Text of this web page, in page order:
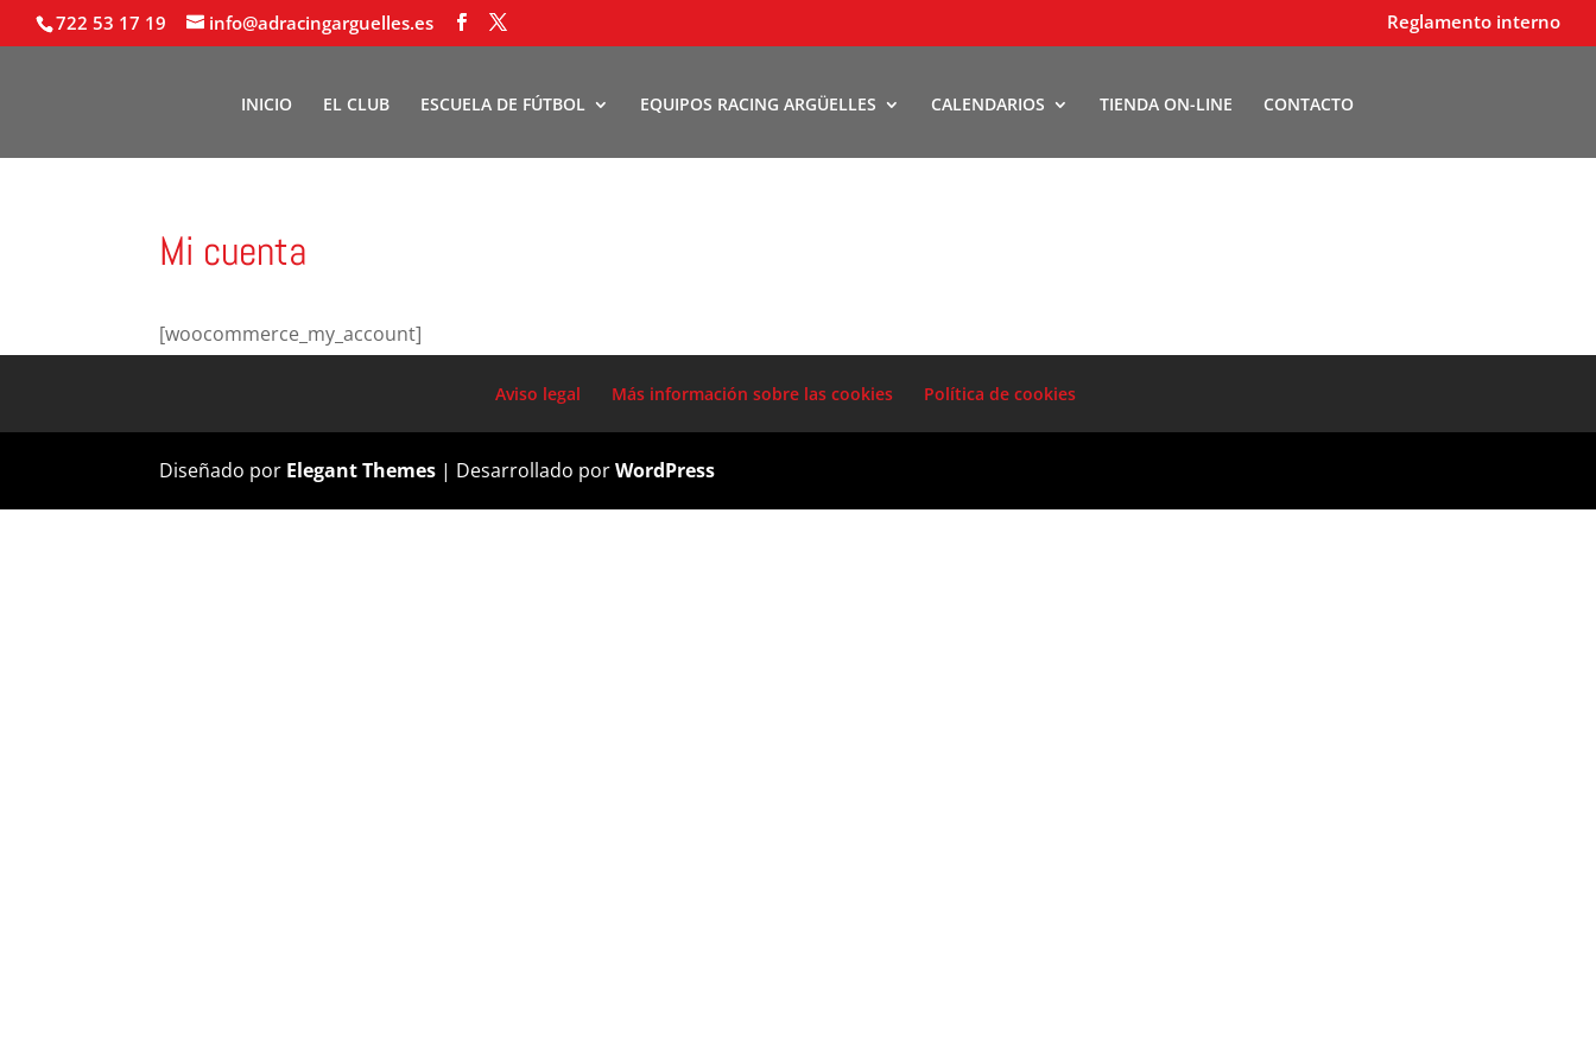
722 53 17 19 info@adracingarguelles.es Reglamento interno
INICIO EL CLUB ESCUELA DE FÚTBOL EQUIPOS RACING ARGÜELLES CALENDARIOS TIENDA ON-LINE CONTACTO
Mi cuenta
[woocommerce_my_account]
Aviso legal Más información sobre las cookies Política de cookies
Diseñado por Elegant Themes | Desarrollado porWordPress